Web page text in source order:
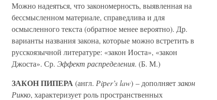
Можно надеяться, что закономерность, выявленная на
бессмысленном материале, справедлива и для
осмысленного текста (обратное менее вероятно). Др.
варианты названия закона, которые можно встретить в
русскоязычной литературе: «закон Иоста», «закон
Джоста». Ср. Эффект распределения. (Б. М.)
ЗАКОН ПИПЕРА(англ. Рiрer’s law) – дополняетзакон
Рикко, характеризует роль пространственных